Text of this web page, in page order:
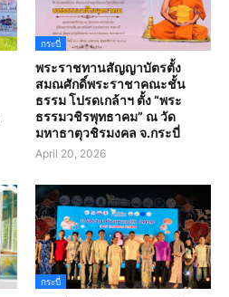
กระบี่
พระราชทานสัญญาบัตรตั้ง
สมณศักดิ์พระราชาคณะชั้น
ธรรม โปรดเกล้าฯ ตั้ง “พระ
ธรรมวชิรพุทธาคม” ณ วัด
มหาธาตุวชิรมงคล จ.กระบี่
April 20, 2026
กระบี่